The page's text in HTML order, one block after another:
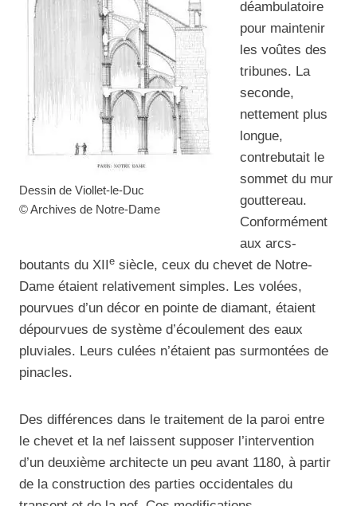
Dessin de Viollet-le-Duc
© Archives de Notre-Dame
déambulatoire
pour maintenir
les voûtes des
tribunes. La
seconde,
nettement plus
longue,
contrebutait le
sommet du mur
gouttereau.
Conformément
aux arcs-
boutants du XIIe siècle, ceux du chevet de Notre-
Dame étaient relativement simples. Les volées,
pourvues d’un décor en pointe de diamant, étaient
dépourvues de système d’écoulement des eaux
pluviales. Leurs culées n’étaient pas surmontées de
pinacles.
Des différences dans le traitement de la paroi entre
le chevet et la nef laissent supposer l’intervention
d’un deuxième architecte un peu avant 1180, à partir
de la construction des parties occidentales du